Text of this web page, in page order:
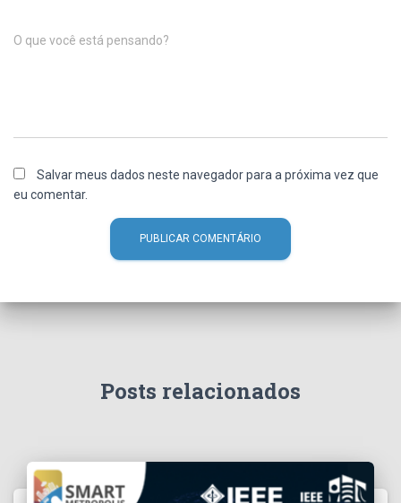
O que você está pensando?
Salvar meus dados neste navegador para a próxima vez que
eu comentar.
Posts relacionados